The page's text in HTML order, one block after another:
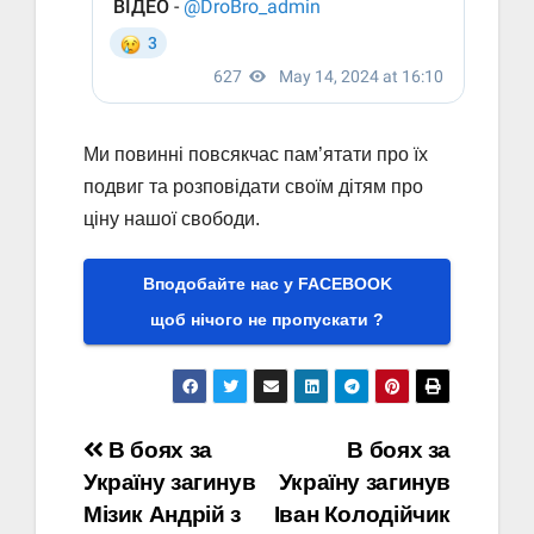
Ми повинні повсякчас пам’ятати про їх
подвиг та розповідати своїм дітям про
ціну нашої свободи.
Вподобайте нас у FACEBOOK
щоб нічого не пропускати ?
Навігація
записів
В боях за
Україну загинув
Іван Колодійчик
В боях за
Україну загинув
Мізик Андрій з